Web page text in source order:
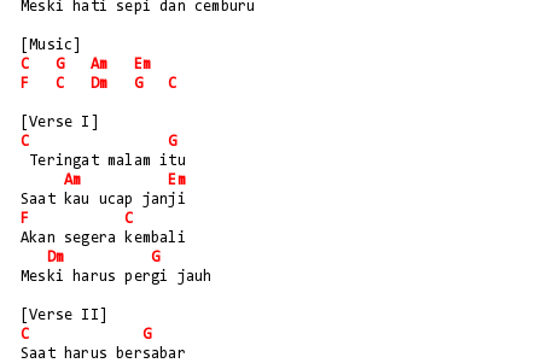
Meski hati sepi dan cemburu
[Music]
C
G Am
Em
F
C Dm G C
[Verse I]
C
G
Teringat malam itu
Am
Em
Saat kau ucap janji
F
C
Akan segera kembali
Dm
G
Meski harus pergi jauh
[Verse II]
C
G
Saat harus bersabar